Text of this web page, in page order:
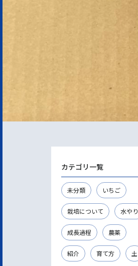
カテゴリ一覧
未分類 いちご
栽培について 水やり
成長過程 農薬
紹介 育て方 土